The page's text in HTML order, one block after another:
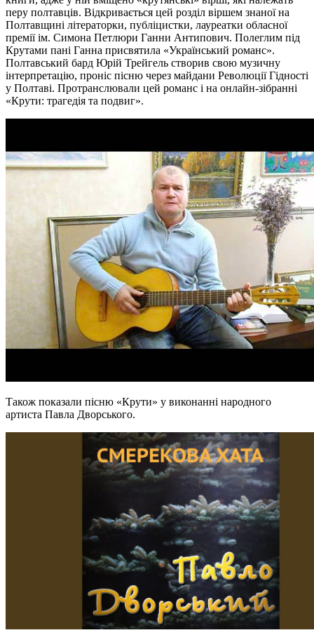
перу полтавців. Відкривається цей розділ віршем знаної на
Полтавщині літераторки, публіцистки, лауреатки обласної
премії ім. Симона Петлюри Ганни Антипович. Полеглим під
Крутами пані Ганна присвятила «Український романс».
Полтавський бард Юрій Трейгель створив свою музичну
інтерпретацію, проніс пісню через майдани Революції Гідності
у Полтаві. Протранслювали цей романс і на онлайн-зібранні
«Крути: трагедія та подвиг».
Також показали пісню «Крути» у виконанні народного
артиста Павла Дворського.